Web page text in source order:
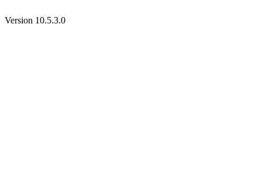
Version 10.5.3.0